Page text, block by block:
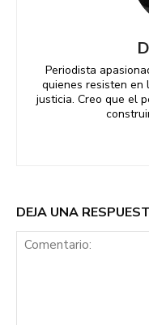
Periodista
quienes resisten en
justicia. Creo que el
DEJA UNA